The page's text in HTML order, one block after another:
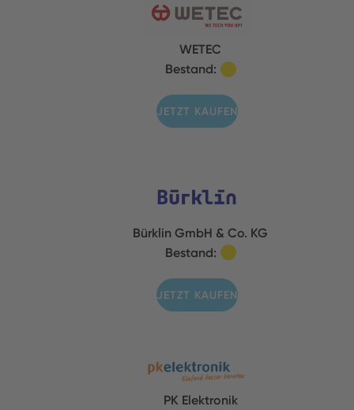
WETEC
Bestand:
JETZT KAUFEN
Bürklin GmbH & Co. KG
Bestand:
JETZT KAUFEN
PK Elektronik